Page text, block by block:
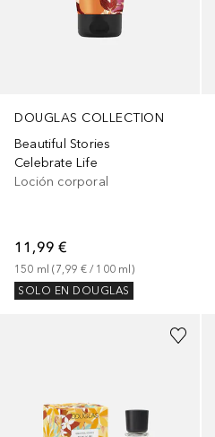
DOUGLAS COLLECTION
Beautiful Stories
Celebrate Life
Loción corporal
11,99 €
150 ml (7,99 € / 100 ml)
SOLO EN DOUGLAS